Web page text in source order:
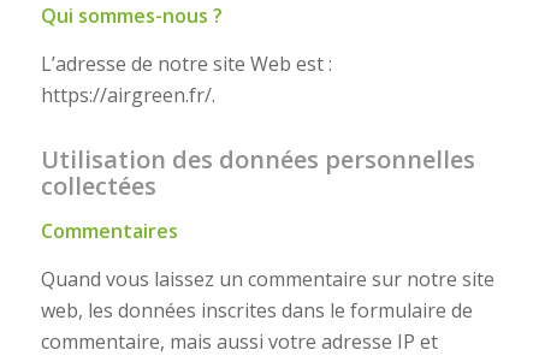
Qui sommes-nous ?
L’adresse de notre site Web est :
https://airgreen.fr/.
Utilisation des données personnelles
collectées
Commentaires
Quand vous laissez un commentaire sur notre site
web, les données inscrites dans le formulaire de
commentaire, mais aussi votre adresse IP et